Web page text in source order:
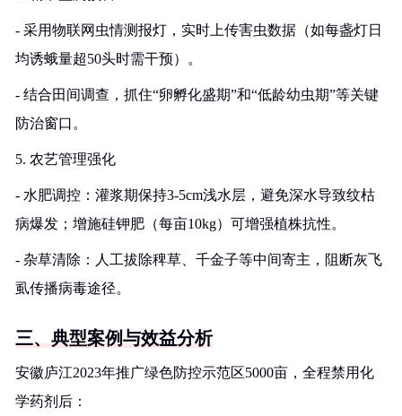
- 采用物联网虫情测报灯，实时上传害虫数据（如每盏灯日
均诱蛾量超50头时需干预）。
- 结合田间调查，抓住“卵孵化盛期”和“低龄幼虫期”等关键
防治窗口。
5. 农艺管理强化
- 水肥调控：灌浆期保持3-5cm浅水层，避免深水导致纹枯
病爆发；增施硅钾肥（每亩10kg）可增强植株抗性。
- 杂草清除：人工拔除稗草、千金子等中间寄主，阻断灰飞
虱传播病毒途径。
三、典型案例与效益分析
安徽庐江2023年推广绿色防控示范区5000亩，全程禁用化
学药剂后：